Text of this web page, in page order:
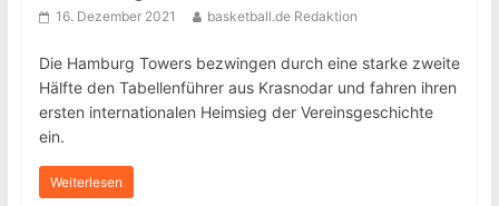
16. Dezember 2021 basketball.de Redaktion
Die Hamburg Towers bezwingen durch eine starke zweite
Hälfte den Tabellenführer aus Krasnodar und fahren ihren
ersten internationalen Heimsieg der Vereinsgeschichte
ein.
Weiterlesen